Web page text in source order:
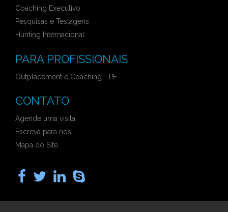
Coaching Executivo
Pesquisas e Testagens
Hunting Internacional
PARA PROFISSIONAIS
Outplacement e Coaching - PF
CONTATO
Agende uma visita
Escreva para nós
Mapa do Site